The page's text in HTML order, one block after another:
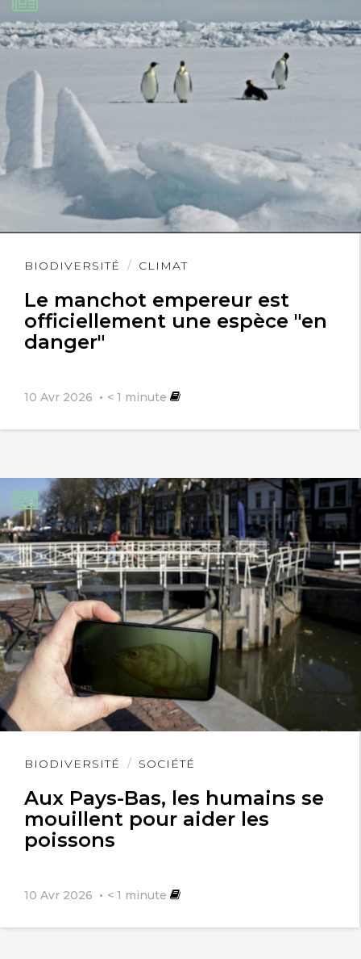
BIODIVERSITÉ CLIMAT
Le manchot empereur est
officiellement une espèce "en
danger"
10 Avr 2026 < 1 minute
Lire
BIODIVERSITÉ SOCIÉTÉ
Aux Pays-Bas, les humains se
mouillent pour aider les
poissons
10 Avr 2026 < 1 minute
Lire